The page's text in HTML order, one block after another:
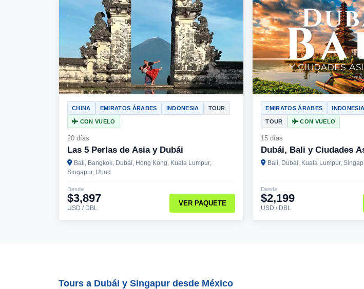
CHINA EMIRATOS ÁRABES INDONESIA TOUR
CON VUELO
20 días
Las 5 Perlas de Asia y Dubái
Bali, Bangkok, Dubái, Hong Kong, Kuala Lumpur,
Singapur, Ubud
Desde
$3,897
USD / DBL
VER PAQUETE
EMIRATOS ÁRABES INDONESIA
TOUR CON VUELO
15 días
Dubái, Bali y Ciudades
Bali, Dubái, Kuala Lumpur,
Desde
$2,199
USD / DBL
Tours a Dubái y Singapur desde México